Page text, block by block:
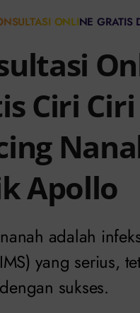
ONLINE GRATIS
Ciri Ciri
Apollo
adalah
yang serius,
sukses.